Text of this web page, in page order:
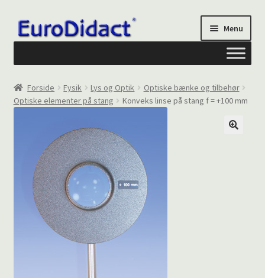
Spring
til
Spring
til
Menu
Om os
Privatliv og cookies
Kontakt formular
Din Konto
Forside Fysik Lys og Optik
Optiske bænke og tilbehør
Optiske elementer på stang
Konveks linse på stang f = +100 mm